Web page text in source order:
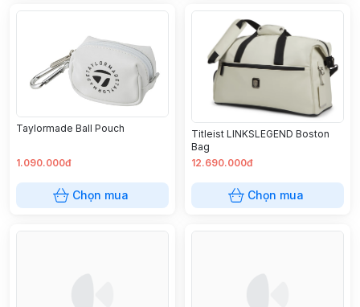
Taylormade Ball Pouch
1.090.000đ
Chọn mua
Titleist LINKSLEGEND Boston
Bag
12.690.000đ
Chọn mua